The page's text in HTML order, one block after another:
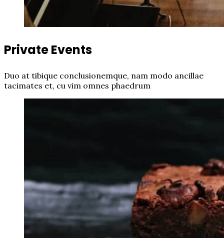
Private Events
Duo at tibique conclusionemque, nam modo ancillae
tacimates et, cu vim omnes phaedrum